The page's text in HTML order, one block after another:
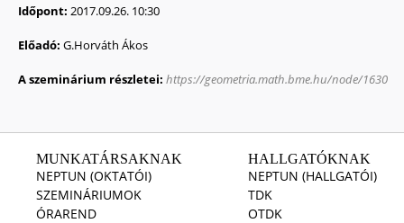
Időpont: 2017.09.26. 10:30
Előadó: G.Horváth Ákos
A szeminárium részletei: https://geometria.math.bme.hu/node/1630
MUNKATÁRSAKNAK
NEPTUN (OKTATÓI)
SZEMINÁRIUMOK
ÓRAREND
HALLGATÓKNAK
NEPTUN (HALLGATÓI)
TDK
OTDK